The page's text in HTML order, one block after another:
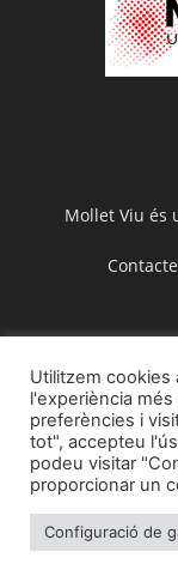
Mollet Viu és
Inici
Utilitzem cookies
l'experiència
preferències i
tot", accepteu
podeu visitar
proporcionar un
Configuració de